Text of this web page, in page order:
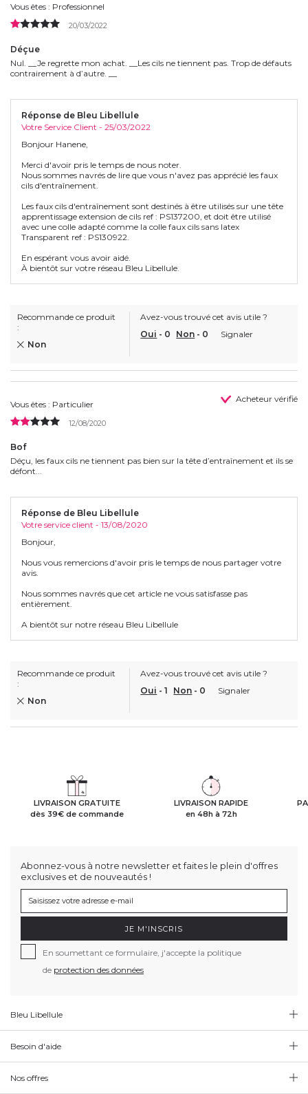
Vous êtes : Professionnel
20/03/2022
Déçue
Nul. __Je regrette mon achat. __Les cils ne tiennent pas. Trop de défauts
contrairement à d’autre. __
Réponse de Bleu Libellule
Votre Service Client - 25/03/2022
Bonjour Hanene,
Merci d'avoir pris le temps de nous noter.
Nous sommes navrés de lire que vous n'avez pas apprécié les faux
cils d'entraînement.
Les faux cils d'entraînement sont destinés à être utilisés sur une tête
apprentissage extension de cils ref : PS137200, et doit être utilisé
avec une colle adapté comme la colle faux cils sans latex
Transparent ref : PS130922.
En espérant vous avoir aidé.
À bientôt sur votre réseau Bleu Libellule.
Recommande ce produit
:
Non
Avez-vous trouvé cet avis utile ?
Oui - 0 Non - 0 Signaler
Vous êtes : Particulier Acheteur vérifié
12/08/2020
Bof
Déçu, les faux cils ne tiennent pas bien sur la tête d’entraînement et ils se
défont...
Réponse de Bleu Libellule
Votre service client - 13/08/2020
Bonjour,
Nous vous remercions d'avoir pris le temps de nous partager votre
avis.
Nous sommes navrés que cet article ne vous satisfasse pas
entièrement.
A bientôt sur notre réseau Bleu Libellule
Recommande ce produit
:
Non
Avez-vous trouvé cet avis utile ?
Oui -1 Non - 0 Signaler
LIVRAISON GRATUITE
dès 39€ de commande
LIVRAISON RAPIDE
en 48h à 72h
Abonnez-vous à notre newsletter et faites le plein d'offres
exclusives et de nouveautés !
JE M'INSCRIS
En soumettant ce formulaire, j'accepte la politique
de protection des données
Bleu Libellule
Besoin d'aide
Nos offres